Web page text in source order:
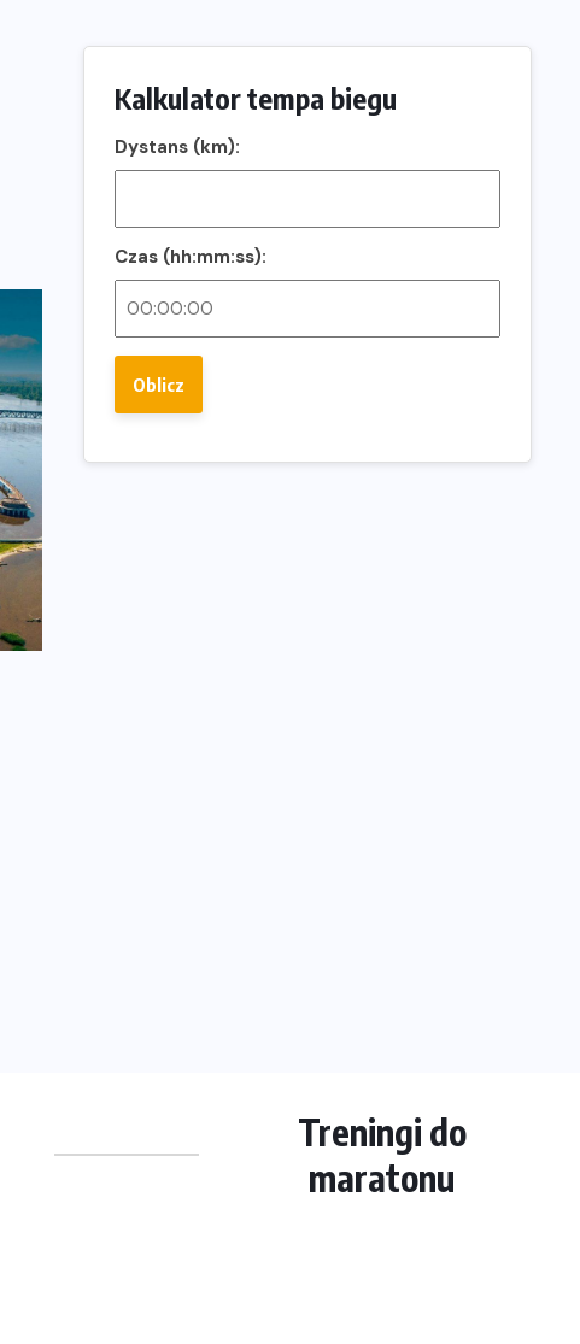
Kalkulator tempa biegu
Dystans (km):
Czas (hh:mm:ss):
Oblicz
Treningi do
maratonu